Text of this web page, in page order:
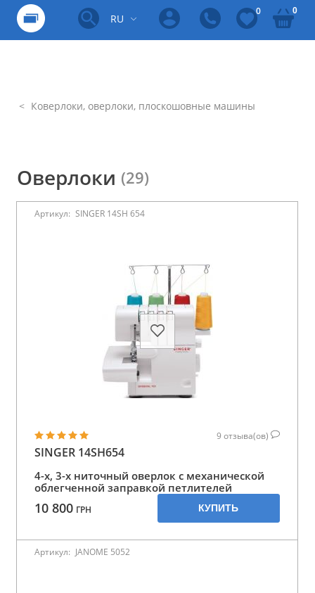
RU
0 0
Коверлоки, оверлоки, плоскошовные машины
Оверлоки (29)
Артикул: SINGER 14SH 654
9 отзыва(ов)
SINGER 14SH654
4-х, 3-х ниточный оверлок с механической
облегченной заправкой петлителей
10 800 ГРН КУПИТЬ
Артикул: JANOME 5052